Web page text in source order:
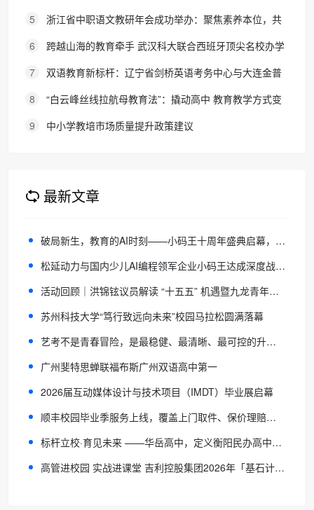
需求，协议保障助力考研梦想
5
浙江省中职语文教研年会成功举办：聚焦素养本位，共
探职教语文教学新路径
6
跨越山海的教育牵手 武汉科大联合西班牙顶尖名校办学
院，首届新生入学
7
双语教育新标杆：辽宁省剑桥英语考务中心与大连金普
新区华美双语学校签约剑桥英语体系教学示范学校
8
“白云峰丝线拉航母教育法”：撬动高中 教育教学方式变
化的必要途径
9 中小学教培市场质量提升政策建议
最新文章
破局新生，教育的AI时刻——小码王十周年盛典启幕，以十年深耕锚定中国少儿AI教育新高度
松延动力与国内少儿AI编程领军企业小码王达成深度战略合作，多维度布局具身智能教育新生态
活动回顾｜洪锦铉议员解读 “十五五” 机遇暨九龙青年义工嘉许礼圆满落幕！
苏州科技大学“笃行致远向未来”校园马拉松圆满落幕
艺考不是青春冒险，是最稳健、最清晰、最可控的升学路
广州斐特思蝉联福布斯广州双语高中第一
2026届互动媒体设计与技术项目（IMDT）毕业展启幕
顺丰校园毕业季服务上线，覆盖上门取件、保价理赔等多项权益
标杆立校·育见未来 ——华岳高中，定义衡阳民办高中新高度
高管进校园 实战进课堂 吉利控股集团2026年「基石计划」集训开营